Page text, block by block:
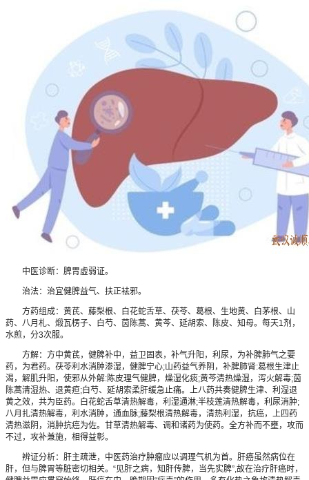
中医诊断：脾胃虚弱证。
治法：治宜健脾益气、扶正袪邪。
方药组成：黄芪、藤梨根、白花蛇舌草、茯苓、葛根、生地黄、白茅根、山
药、八月札、煅瓦楞子、白芍、茵陈蒿、黄芩、延胡索、陈皮、知母。每天1剂，
水煎，分3次服。
方解：方中黄芪，健脾补中，益卫固表，补气升阳，利尿，为补脾肺气之要
药，为君药。茯苓利水消肿渗湿，健脾宁心;山药益气养阴，补脾肺肾:葛根生津止
渴，解肌升阳，使邪从外解:陈皮理气健脾，燥湿化痰;黄芩清热燥湿，泻火解毒;茵
陈蒿清湿热、退黄疸;白芍、延胡索柔肝缓急止痛。上八药共奏健脾生津、利湿退
黄之效，共为臣药。白花蛇舌草清热解毒，利湿通淋;半枝莲清热解毒，利尿消肿;
八月扎清热解毒，利水消肿，通血脉;藤梨根清热解毒，清热利湿，抗癌，上四药
清热滋阴，消肿抗癌为佐。甘草清热解毒、调和诸药为使药。全方补而不壅，攻而
不过，攻补兼施，相得益彰。
辨证分析：肝主疏泄，中医药治疗肿瘤应以调理气机为首。肝癌虽然病位在
肝，但与脾胃等脏密切相关。“见肝之病，知肝传脾，当先实脾”,故在治疗肝癌时，